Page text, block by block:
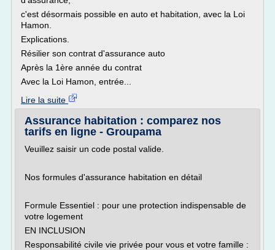
c'est désormais possible en auto et habitation, avec la Loi
Hamon.
Explications.
Résilier son contrat d'assurance auto
Après la 1ère année du contrat
Avec la Loi Hamon, entrée...
Lire la suite
Assurance habitation : comparez nos
tarifs en ligne - Groupama
Veuillez saisir un code postal valide.
Nos formules d'assurance habitation en détail
Formule Essentiel : pour une protection indispensable de
votre logement
EN INCLUSION
Responsabilité civile vie privée pour vous et votre famille :